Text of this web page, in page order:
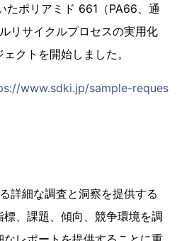
たポリアミド 661（PA66、通
リサイクルプロセスの実用化
クトを開始しました。
www.sdki.jp/sample-reques
詳細な調査と洞察を提供する
、課題、傾向、競争環境を調